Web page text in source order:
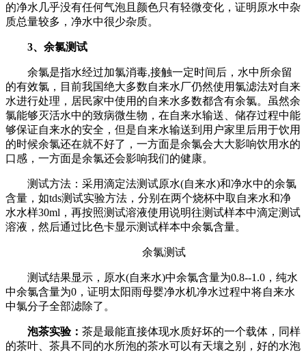
的净水几乎没有任何气泡且颜色只有轻微变化，证明原水中杂
质总量较多，净水中很少杂质。
3、余氯测试
余氯是指水经过加氯消毒,接触一定时间后，水中所余留
的有效氯，目前我国绝大多数自来水厂仍然使用氯滤法对自来
水进行处理，居民家中使用的自来水多数都含有余氯。虽然余
氯能够灭活水中的致病微生物，在自来水输送、储存过程中能
够保证自来水的安全，但是自来水输送到用户家里后用于饮用
的时候余氯还在就不好了，一方面是余氯会大大影响饮用水的
口感，一方面是余氯还会影响我们的健康。
测试方法：采用滴定法测试原水(自来水)和净水中的余氯
含量，如tds测试实验方法，分别在两个烧杯中取自来水和净
水水样30ml，再按照测试溶液使用说明往测试样本中滴定测试
溶液，然后通过比色卡显示测试样本中余氯含量。
余氯测试
测试结果显示，原水(自来水)中余氯含量为0.8--1.0，纯水
中余氯含量为0，证明太阳雨母婴净水机净水过程中将自来水
中氯分子全部滤除了。
泡茶实验： 茶是最能直接体现水质好坏的一个载体，同样
的茶叶、茶具不同的水所泡的茶水可以有天壤之别，好的水泡